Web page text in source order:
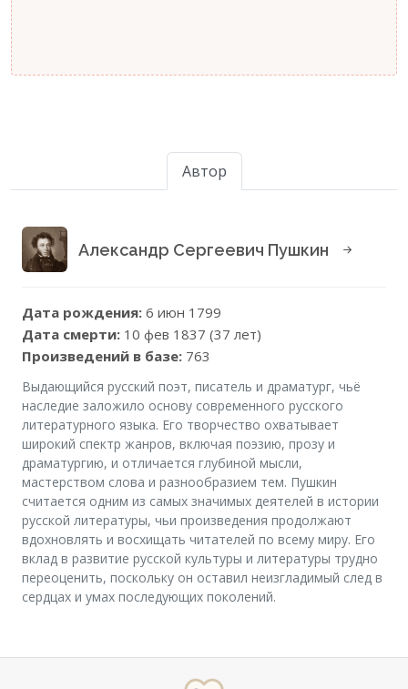
Автор
Александр Сергеевич Пушкин
Дата рождения: 6 июн 1799
Дата смерти: 10 фев 1837 (37 лет)
Произведений в базе: 763
Выдающийся русский поэт, писатель и драматург, чьё
наследие заложило основу современного русского
литературного языка. Его творчество охватывает
широкий спектр жанров, включая поэзию, прозу и
драматургию, и отличается глубиной мысли,
мастерством слова и разнообразием тем. Пушкин
считается одним из самых значимых деятелей в истории
русской литературы, чьи произведения продолжают
вдохновлять и восхищать читателей по всему миру. Его
вклад в развитие русской культуры и литературы трудно
переоценить, поскольку он оставил неизгладимый след в
сердцах и умах последующих поколений.